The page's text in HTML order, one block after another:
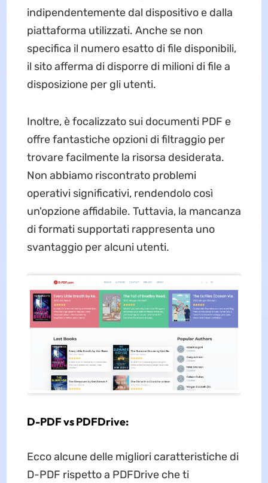
indipendentemente dal dispositivo e dalla
piattaforma utilizzati. Anche se non
specifica il numero esatto di file disponibili,
il sito afferma di disporre di milioni di file a
disposizione per gli utenti.
Inoltre, è focalizzato sui documenti PDF e
offre fantastiche opzioni di filtraggio per
trovare facilmente la risorsa desiderata.
Non abbiamo riscontrato problemi
operativi significativi, rendendolo così
un'opzione affidabile. Tuttavia, la mancanza
di formati supportati rappresenta uno
svantaggio per alcuni utenti.
D-PDF vs PDFDrive:
Ecco alcune delle migliori caratteristiche di
D-PDF rispetto a PDFDrive che ti